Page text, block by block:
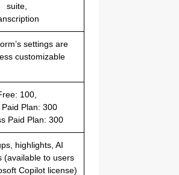
suite,
settings are
customizable
100,
Paid Plan: 300
Paid Plan: 300
highlights, AI
(available to users
Copilot license)